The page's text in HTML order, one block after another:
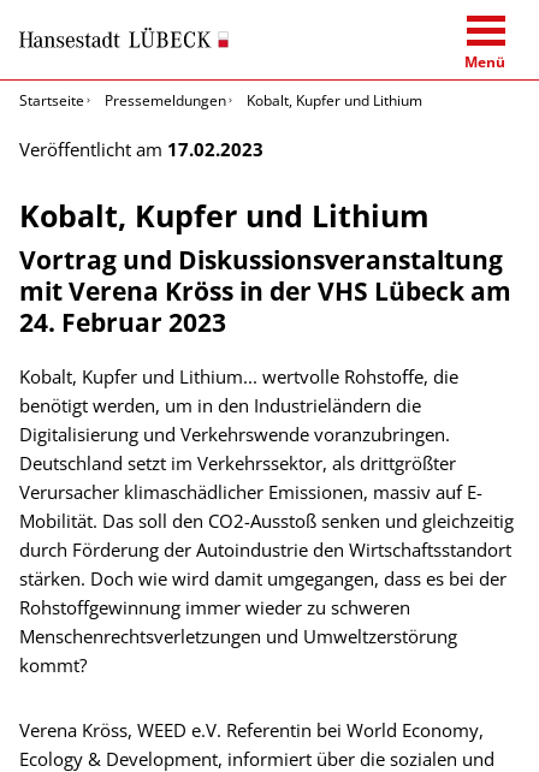
Menü
Startseite
Pressemeldungen Kobalt, Kupfer und Lithium
Veröffentlicht am 17.02.2023
Kobalt, Kupfer und Lithium
Vortrag und Diskussionsveranstaltung
mit Verena Kröss in der VHS Lübeck am
24. Februar 2023
Kobalt, Kupfer und Lithium... wertvolle Rohstoffe, die
benötigt werden, um in den Industrieländern die
Digitalisierung und Verkehrswende voranzubringen.
Deutschland setzt im Verkehrssektor, als drittgrößter
Verursacher klimaschädlicher Emissionen, massiv auf E-
Mobilität. Das soll den CO2-Ausstoß senken und gleichzeitig
durch Förderung der Autoindustrie den Wirtschaftsstandort
stärken. Doch wie wird damit umgegangen, dass es bei der
Rohstoffgewinnung immer wieder zu schweren
Menschenrechtsverletzungen und Umweltzerstörung
kommt?
Verena Kröss, WEED e.V. Referentin bei World Economy,
Ecology & Development, informiert über die sozialen und